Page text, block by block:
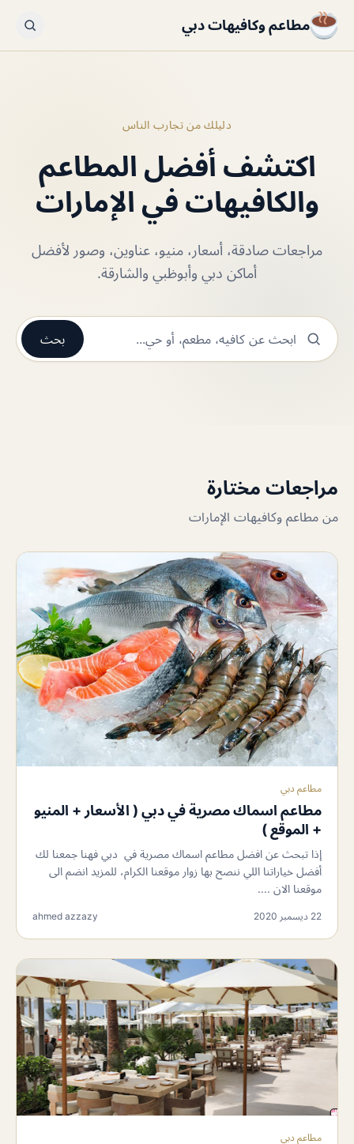
مطاعم وكافيهات دبي
دليلك من تجارب الناس
اكتشف أفضل المطاعم
والكافيهات في الإمارات
مراجعات صادقة، أسعار، منيو، عناوين، وصور لأفضل
أماكن دبي وأبوظبي والشارقة.
بحث
مراجعات مختارة
من مطاعم وكافيهات الإمارات
مطاعم دبي
مطاعم اسماك مصرية في دبي ( الأسعار + المنيو
+ الموقع )
إذا تبحث عن افضل مطاعم اسماك مصرية في دبي فهنا جمعنا لك
أفضل خياراتنا اللي ننصح بها زوار موقعنا الكرام، للمزيد انضم الى
موقعنا الان ....
22 ديسمبر 2020 ahmed azzazy
مطاعم دبي